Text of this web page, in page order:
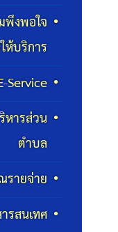
พึงพอใจ
ห้บริการ
Service
หารส่วน
ตำบล
ายจ่าย
รสนเทศ